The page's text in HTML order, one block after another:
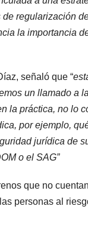
regularización
la importancia
señaló que “
un llamado a
la práctica, no lo
por ejemplo,
jurídica de
o el SAG”
que no
personas al